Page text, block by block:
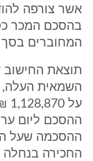
אשר צורפה
בהסכם המכר
המחוברים בסך של
תוצאת החישוב
השמאית העלה,
ההסכם ליום
ההסכמה שעל
החכירה בנחלה הם